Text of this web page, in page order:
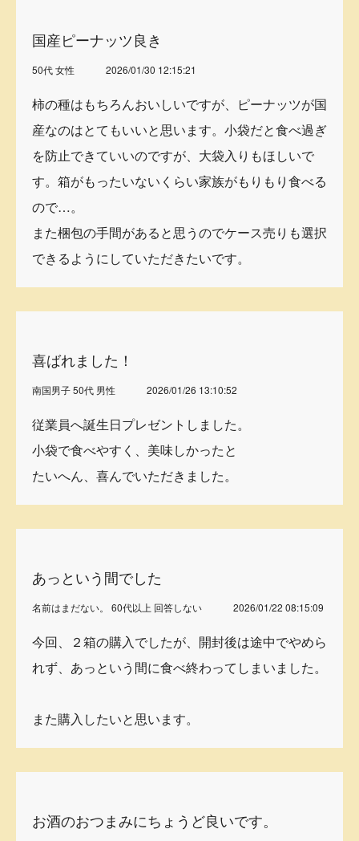
国産ピーナッツ良き
50代 女性 2026/01/30 12:15:21
柿の種はもちろんおいしいですが、ピーナッツが国
産なのはとてもいいと思います。小袋だと食べ過ぎ
を防止できていいのですが、大袋入りもほしいで
す。箱がもったいないくらい家族がもりもり食べる
ので…。
また梱包の手間があると思うのでケース売りも選択
できるようにしていただきたいです。
喜ばれました！
南国男子 50代 男性 2026/01/26 13:10:52
従業員へ誕生日プレゼントしました。
小袋で食べやすく、美味しかったと
たいへん、喜んでいただきました。
あっという間でした
名前はまだない。 60代以上 回答しない 2026/01/22 08:15:09
今回、２箱の購入でしたが、開封後は途中でやめら
れず、あっという間に食べ終わってしまいました。
また購入したいと思います。
お酒のおつまみにちょうど良いです。